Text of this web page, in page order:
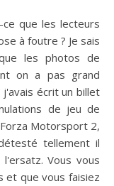
à foutre ? Je sais
les photos de
on a pas grand
écrit un billet
de jeu de
Motorsport 2,
tellement il
Vous vous
et que vous faisiez